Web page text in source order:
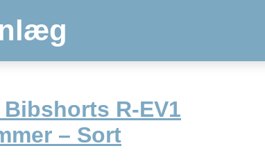
Bibshorts R-EV1
– Sort